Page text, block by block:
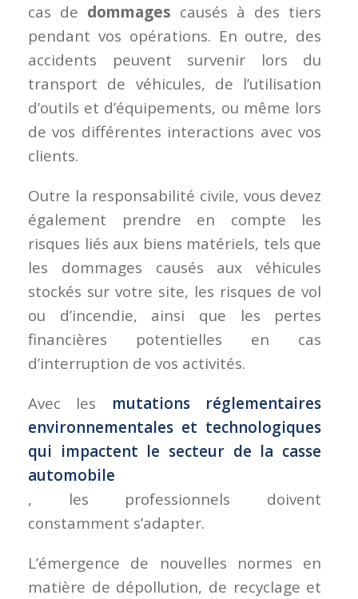
cas de dommages causés à des tiers
pendant vos opérations. En outre, des
accidents peuvent survenir lors du
transport de véhicules, de l’utilisation
d’outils et d’équipements, ou même lors
de vos différentes interactions avec vos
clients.
Outre la responsabilité civile, vous devez
également prendre en compte les
risques liés aux biens matériels, tels que
les dommages causés aux véhicules
stockés sur votre site, les risques de vol
ou d’incendie, ainsi que les pertes
financières potentielles en cas
d’interruption de vos activités.
Avec les mutations réglementaires
environnementales et technologiques
qui impactent le secteur de la casse
automobile
, les professionnels doivent
constamment s’adapter.
L’émergence de nouvelles normes en
matière de dépollution, de recyclage et